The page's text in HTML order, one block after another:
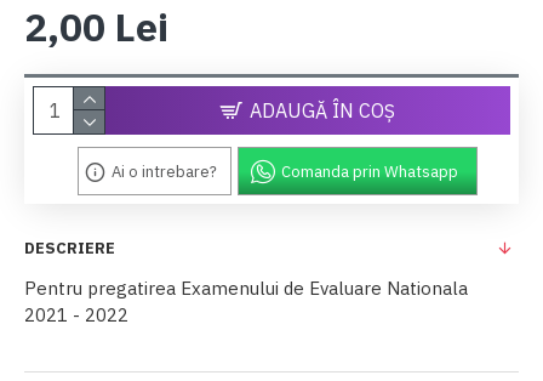
2,00 Lei
ADAUGĂ ÎN COŞ
Ai o intrebare? Comanda prin Whatsapp
DESCRIERE
Pentru pregatirea Examenului de Evaluare Nationala
2021 - 2022